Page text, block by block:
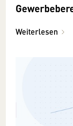
Weiterlesen